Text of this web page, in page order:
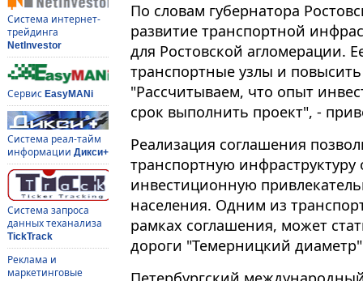
Система интернет-
трейдинга
NetInvestor
Сервис EasyMANi
Система реал-тайм
информации Дикси+
Система запроса
данных теханализа
TickTrack
Реклама и
маркетинговые
По словам губернатора
развитие транспортной
для Ростовской агломерации.
транспортные узлы и
"Рассчитываем, что опыт
срок выполнить проект", -
Реализация соглашения
транспортную инфраструктуру
инвестиционную
населения. Одним из
рамках соглашения, может
дороги "Темерницкий